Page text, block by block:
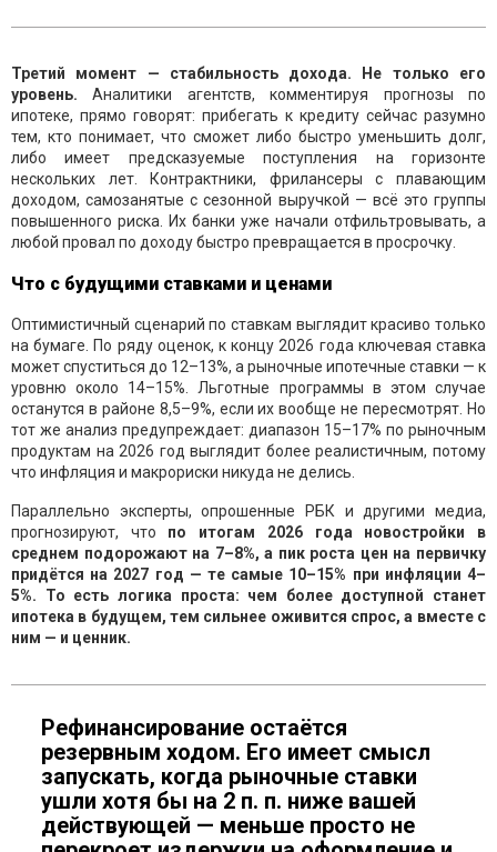
Третий момент — стабильность дохода. Не только его
уровень. Аналитики агентств, комментируя прогнозы по
ипотеке, прямо говорят: прибегать к кредиту сейчас разумно
тем, кто понимает, что сможет либо быстро уменьшить долг,
либо имеет предсказуемые поступления на горизонте
нескольких лет. Контрактники, фрилансеры с плавающим
доходом, самозанятые с сезонной выручкой — всё это группы
повышенного риска. Их банки уже начали отфильтровывать, а
любой провал по доходу быстро превращается в просрочку.
Что с будущими ставками и ценами
Оптимистичный сценарий по ставкам выглядит красиво только
на бумаге. По ряду оценок, к концу 2026 года ключевая ставка
может спуститься до 12–13%, а рыночные ипотечные ставки — к
уровню около 14–15%. Льготные программы в этом случае
останутся в районе 8,5–9%, если их вообще не пересмотрят. Но
тот же анализ предупреждает: диапазон 15–17% по рыночным
продуктам на 2026 год выглядит более реалистичным, потому
что инфляция и макрориски никуда не делись.
Параллельно эксперты, опрошенные РБК и другими медиа,
прогнозируют, что по итогам 2026 года новостройки в
среднем подорожают на 7–8%, а пик роста цен на первичку
придётся на 2027 год — те самые 10–15% при инфляции 4–
5%. То есть логика проста: чем более доступной станет
ипотека в будущем, тем сильнее оживится спрос, а вместе с
ним — и ценник.
Рефинансирование остаётся
резервным ходом. Его имеет смысл
запускать, когда рыночные ставки
ушли хотя бы на 2 п. п. ниже вашей
действующей — меньше просто не